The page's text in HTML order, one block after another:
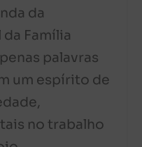
da
da Família
palavras
um espírito de
no trabalho